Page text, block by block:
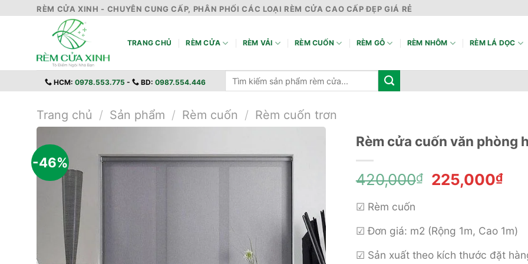
RÈM CỬA XINH - CHUYÊN CUNG CẤP, PHÂN PHỐI CÁC LOẠI RÈM CỬA CAO CẤP ĐẸP GIÁ RẺ
TRANG CHỦ RÈM CỬA RÈM VẢI RÈM CUỐN RÈM GỖ RÈM NHÔM RÈM LÁ DỌC
HCM: 0978.553.775 - BD: 0987.554.446
Trang chủ / Sản phẩm / Rèm cuốn / Rèm cuốn trơn
-46%
Rèm cửa cuốn văn phòng
420,000₫
Giá
420,000₫.
225,000₫Giá
là:
☑ Rèm cuốn
☑ Đơn giá: m2 (Rộng 1m, Cao 1m)
☑ Sản xuất theo kích thước đặt